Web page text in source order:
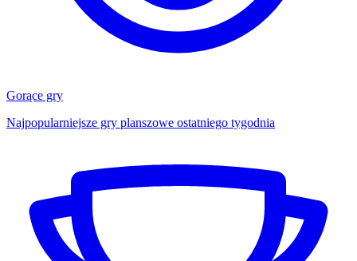
Gorące gry
Najpopularniejsze gry planszowe ostatniego tygodnia